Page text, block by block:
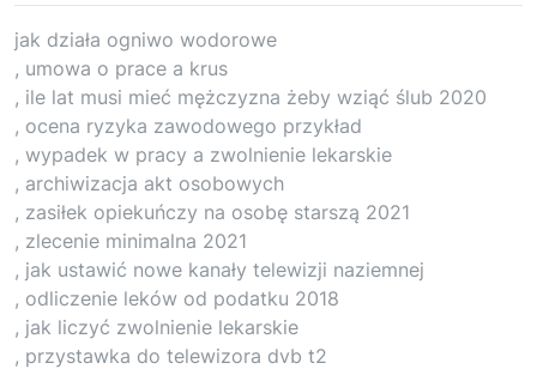
jak działa ogniwo wodorowe
, umowa o prace a krus
, ile lat musi mieć mężczyzna żeby wziąć ślub 2020
, ocena ryzyka zawodowego przykład
, wypadek w pracy a zwolnienie lekarskie
, archiwizacja akt osobowych
, zasiłek opiekuńczy na osobę starszą 2021
, zlecenie minimalna 2021
, jak ustawić nowe kanały telewizji naziemnej
, odliczenie leków od podatku 2018
, jak liczyć zwolnienie lekarskie
, przystawka do telewizora dvb t2